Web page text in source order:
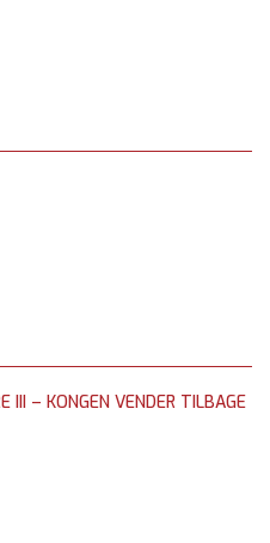
III – KONGEN VENDER TILBAGE